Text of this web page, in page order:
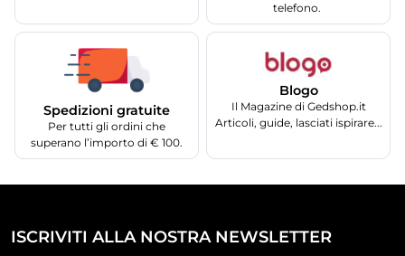
telefono.
Spedizioni gratuite
Per tutti gli ordini che
superano l’importo di € 100.
Blogo
Il Magazine di Gedshop.it
Articoli, guide, lasciati ispirare...
ISCRIVITI ALLA NOSTRA NEWSLETTER